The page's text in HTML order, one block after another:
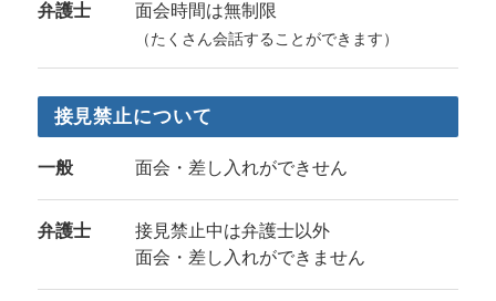
弁護士 面会時間は無制限
（たくさん会話することができます）
接見禁止について
一般 面会・差し入れができせん
弁護士
接見禁止中は弁護士以外
面会・差し入れができません